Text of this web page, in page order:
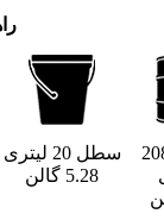
208
سطل 20 لیتری
5.28 گالن